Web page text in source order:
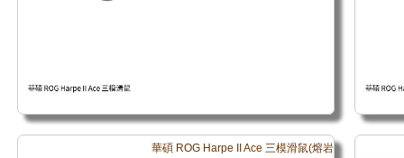
華碩 ROG Harpe II Ace 三模滑鼠(熔岩